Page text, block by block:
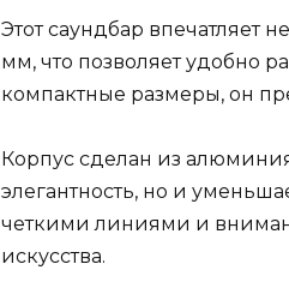
Этот саундбар впечатляет
мм, что позволяет удобно
компактные размеры, он
Корпус сделан из
элегантность, но и
четкими линиями и
искусства.